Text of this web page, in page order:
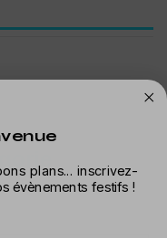
plans... inscrivez-
évènements festifs !